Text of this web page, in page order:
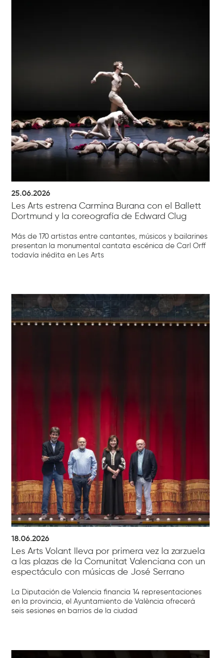
25.06.2026
Les Arts estrena Carmina Burana con el Ballett
Dortmund y la coreografía de Edward Clug
Más de 170 artistas entre cantantes, músicos y bailarines
presentan la monumental cantata escénica de Carl Orff
todavía inédita en Les Arts
18.06.2026
Les Arts Volant lleva por primera vez la zarzuela
a las plazas de la Comunitat Valenciana con un
espectáculo con músicas de José Serrano
La Diputación de Valencia financia 14 representaciones
en la provincia, el Ayuntamiento de València ofrecerá
seis sesiones en barrios de la ciudad